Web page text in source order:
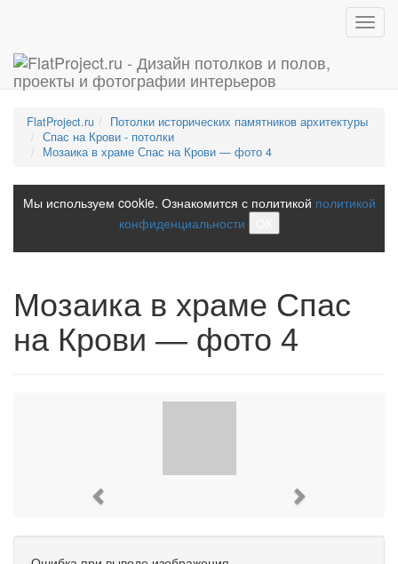
FlatProject.ru
Потолки исторических памятников архитектуры
Спас на Крови - потолки
Мозаика в храме Спас на Крови — фото 4
Мы используем cookie. Ознакомится с политикой политикой
конфиденциальности
Мозаика в храме Спас
на Крови — фото 4